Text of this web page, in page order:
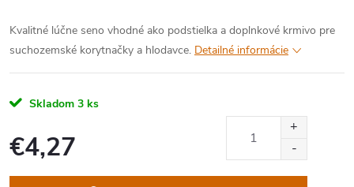
Kvalitné lúčne seno vhodné ako podstielka a doplnkové krmivo pre
suchozemské korytnačky a hlodavce. Detailné informácie
Skladom 3 ks
€4,27